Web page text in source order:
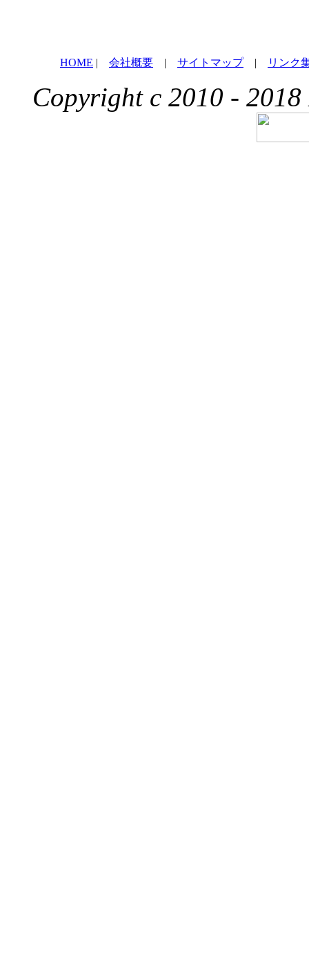
HOME | 会社概要 | サイトマップ| リンク
Copyright c 2010 - 2018